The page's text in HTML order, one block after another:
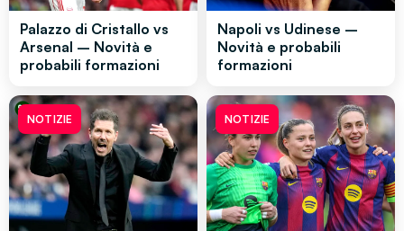
Palazzo di Cristallo vs
Arsenal – Novità e
probabili formazioni
Napoli vs Udinese –
Novità e probabili
formazioni
NOTIZIE NOTIZIE